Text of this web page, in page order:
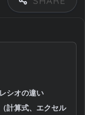
シオの違い
計算式、エクセル